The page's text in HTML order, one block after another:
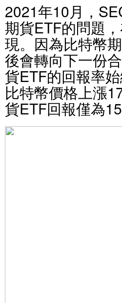
2021年10月，
期貨ETF的問題
現。因為比特幣
後會轉向下一份
貨ETF的回報率
比特幣價格上漲
貨ETF回報僅為